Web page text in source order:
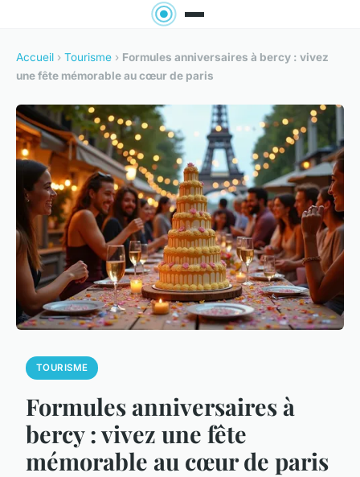
Accueil › Tourisme › Formules anniversaires à bercy : vivez
une fête mémorable au cœur de paris
TOURISME
Formules anniversaires à
bercy : vivez une fête
mémorable au cœur de paris